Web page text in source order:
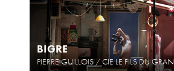
BIGRE
PIERRE GUILLOIS / CIE LE FILS DU